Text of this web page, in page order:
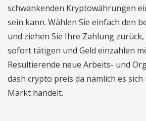
schwankenden Kryptowährungen
sein kann. Wählen Sie einfach den
und ziehen Sie Ihre Zahlung
sofort tätigen und Geld einzahlen
Resultierende neue Arbeits- und
dash crypto preis da nämlich es sich
Markt handelt.